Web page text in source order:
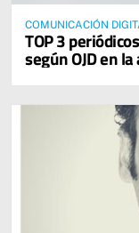
COMUNICACIÓN
TOP 3
según OJD en